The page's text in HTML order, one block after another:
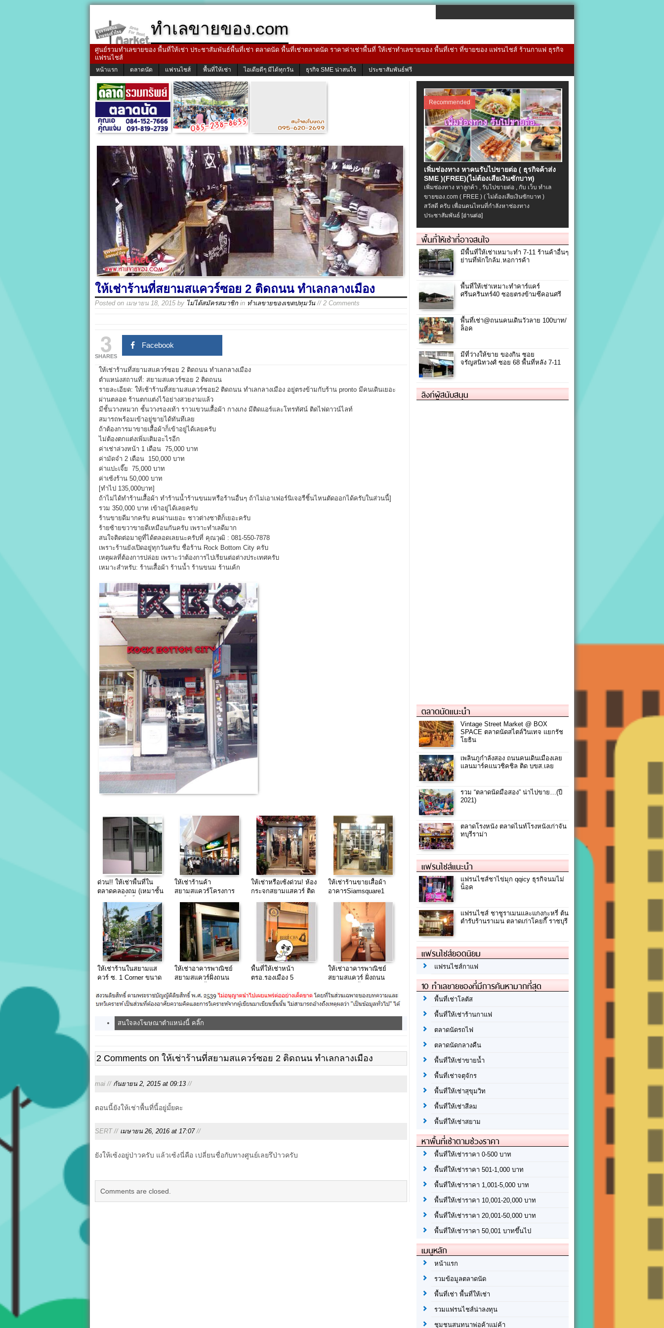
ทำเลขายของ.com
ศูนย์รวมทำเลขายของ พื้นที่ให้เช่า ประชาสัมพันธ์พื้นที่เช่า ตลาดนัด พื้นที่เช่าตลาดนัด ราคาค่าเช่าพื้นที่ ให้เช่าทำเลขายของ พื้นที่เช่า ที่ขายของ แฟรนไชส์ ร้านกาแฟ ธุรกิจ
แฟรนไชส์
หน้าแรก ตลาดนัด แฟรนไชส์ พื้นที่ให้เช่า ไอเดียดีๆ มีได้ทุกวัน ธุรกิจ SME น่าสนใจ ประชาสัมพันธ์ฟรี
ให้เช่าร้านที่สยามสแควร์ซอย 2 ติดถนน ทำเลกลางเมือง
Posted on เมษายน 18, 2015 by ไม่ได้สมัครสมาชิก in ทำเลขายของเขตปทุมวัน // 2 Comments
3
SHARES
Facebook
ให้เช่าร้านที่สยามสแควร์ซอย 2 ติดถนน ทำเลกลางเมือง
ตำแหน่งสถานที่: สยามสแควร์ซอย 2 ติดถนน
รายละเอียด: ให้เช้าร้านที่สยามสแควร์ซอย2 ติดถนน ทำเลกลางเมือง อยู่ตรงข้ามกับร้าน pronto มีคนเดินเยอะ
ผ่านตลอด ร้านตกแต่งไว้อย่างสวยงามแล้ว
มีชั้นวางหมวก ชั้นวางรองเท้า ราวแขวนเสื้อผ้า กางเกง มีติดแอร์และโทรทัศน์ ติดไฟดาวน์ไลท์
สมารถพร้อมเข้าอยู่ขายได้ทันทีเลย
ถ้าต้องการมาขายเสื้อผ้าก็เข้าอยู่ได้เลยครับ
ไม่ต้องตกแต่งเพิ่มเติมอะไรอีก
ค่าเช่าล่วงหน้า 1 เดือน 75,000 บาท
ค่ามัดจำ 2 เดือน 150,000 บาท
ค่าแปะเจี๊ย 75,000 บาท
ค่าเซ้งร้าน 50,000 บาท
[ทำไป 135,000บาท]
ถ้าไม่ได้ทำร้านเสื้อผ้า ทำร้านน้ำร้านขนมหรือร้านอื่นๆ ถ้าไม่เอาเฟอร์นิเจอรืชิ้นไหนตัดออกได้ครับในส่วนนี้]
รวม 350,000 บาท เข้าอยู่ได้เลยครับ
ร้านขายดีมากครับ คนผ่านเยอะ ชาวต่างชาติก็เยอะครับ
ร้ายซ้ายขวาขายดีเหมือนกันครับ เพราะทำเลดีมาก
สนใจติดต่อมาดูที่ได้ตลอดเลยนะครับที่ คุณวุฒิ : 081-550-7878
เพราะร้านยังเปิดอยู่ทุกวันครับ ชื่อร้าน Rock Bottom City ครับ
เหตุผลที่ต้องการปล่อย เพราะว่าต้องการไปเรียนต่อต่างประเทศครับ
เหมาะสำหรับ: ร้านเสื้อผ้า ร้านน้ำ ร้านขนม ร้านเค้ก
ด่วน!! ให้เช่าพื้นที่ใน
ตลาดคลองถม (เหมาชั้น
ให้เช่าร้านค้า
สยามสแควร์โครงการ
มาก!!!
ให้เช่าหรือเซ้งด่วน! ห้อง
กระจกสยามแสควร์ ติด
ให้เช่าร้านขายเสื้อผ้า
อาคารSiamsquare1
ให้เช่าร้านในสยามแส
ควร์ ซ. 1 Corner ขนาด
ให้เช่าอาคารพาณิชย์
สยามสแควร์ฝั่งถนน
พื้นที่ให้เช่าหน้า
ตรอ.รองเมือง 5
ให้เช่าอาคารพาณิชย์
สยามสแควร์ ฝั่งถนน
สนใจลงโฆษณาตำแหน่งนี้ คลิ๊ก
2 Comments on ให้เช่าร้านที่สยามสแควร์ซอย 2 ติดถนน ทำเลกลางเมือง
mai // กันยายน 2, 2015 at 09:13 //
ตอนนี้ยังให้เช่าพื้นที่นี้อยู่มั้ยคะ
SERT // เมษายน 26, 2016 at 17:07//
ยังให้เซ้งอยู่ป่าวครับ แล้วเซ้งนี่คือ เปลี่ยนชื่อกับทางศูนย์เลยรึป่าวครับ
Comments are closed.
Recommended
เพิ่มช่องทาง หาคนรับไปขายต่อ ( ธุรกิจค้าส่ง
SME )(FREE)(ไม่ต้องเสียเงินซักบาท)
เพิ่มช่องทาง หาลูกค้า , รับไปขายต่อ , กับ เว็บ ทำเล
ขายของ.com ( FREE ) ( ไม่ต้องเสียเงินซักบาท )
สวัสดี ครับ เพื่อนคนไหนที่กำลังหาช่องทาง
ประชาสัมพันธ์ [อ่านต่อ]
พื้นที่ให้เช่าที่อาจสนใจ
มีพื้นที่ให้เช่าเหมาะทำ 7-11 ร้านค้าอื่นๆ
ย่านที่พักใกล้ม.หอการค้า
พื้นที่ให้เช่าเหมาะทำคาร์แคร์
ศรีนครินทร์40 ซอยตรงข้ามซีคอนศรี
พื้นที่เช่า@ถนนคนเดินวัวลาย 100บาท/
ล็อค
มีที่ว่างให้ขาย ของกิน ซอย
จรัญสนิทวงศ์ ซอย 68 พื้นที่หลัง 7-11
ลิงก์ผู้สนับสนุน
ตลาดนัดแนะนำ
Vintage Street Market @ BOX
SPACE ตลาดนัดสไตล์วินเทจ แยกรัช
โยธิน
เพลินภูกำลังสอง ถนนคนเดินเมืองเลย
แลนมาร์คแนวชิคชิล ติด บขส.เลย
รวม “ตลาดนัดมือสอง” น่าไปขาย…(ปี
2021)
ตลาดโรงหนัง ตลาดไนท์โรงหนังเก่าจัน
ทบุรีราม่า
แฟรนไชส์แนะนำ
แฟรนไชส์ชาไข่มุก qqicy ธุรกิจนมไม่
น็อค
แฟรนไชส์ ชาชูราเมนและแกงกะหรี่ ต้น
ตำรับร้านราเมน ตลาดเก่าโคยกี๊ ราชบุรี
แฟรนไชส์ยอดนิยม
แฟรนไชส์กาแฟ
10 ทำเลขายของที่มีการค้นหามากที่สุด
พื้นที่เช่าโลตัส
พื้นที่ให้เช่าร้านกาแฟ
ตลาดนัดรถไฟ
ตลาดนัดกลางคืน
พื้นที่ให้เช่าขายน้ำ
พื้นที่เช่าจตุจักร
พื้นที่ให้เช่าสุขุมวิท
พื้นที่ให้เช่าสีลม
พื้นที่ให้เช่าสยาม
หาพื้นที่เช่าตามช่วงราคา
พื้นที่ให้เช่าราคา 0-500 บาท
พื้นที่ให้เช่าราคา 501-1,000 บาท
พื้นที่ให้เช่าราคา 1,001-5,000 บาท
พื้นที่ให้เช่าราคา 10,001-20,000 บาท
พื้นที่ให้เช่าราคา 20,001-50,000 บาท
พื้นที่ให้เช่าราคา 50,001 บาทขึ้นไป
เมนูหลัก
หน้าแรก
รวมข้อมูลตลาดนัด
พื้นที่เช่า พื้นที่ให้เช่า
รวมแฟรนไชส์น่าลงทุน
ชุมชนสนทนาพ่อค้าแม่ค้า